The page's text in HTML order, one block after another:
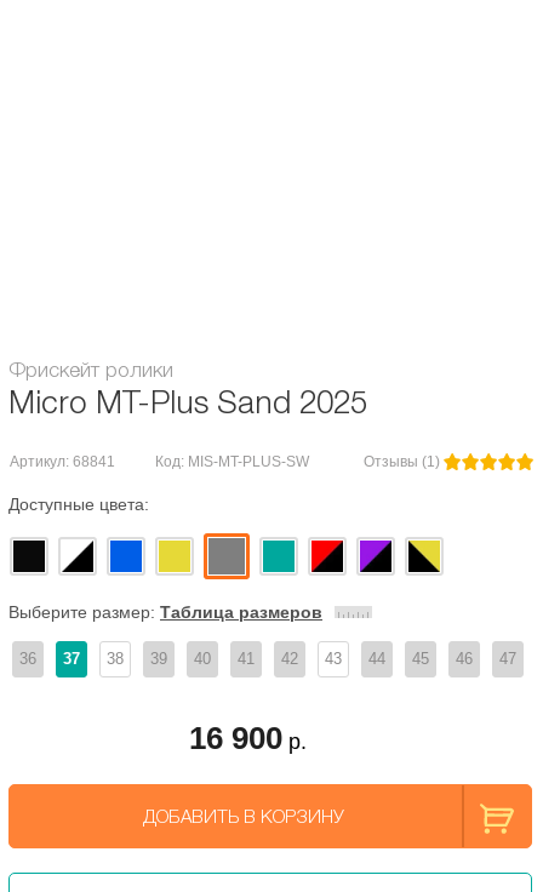
Фрискейт ролики
Micro MT-Plus Sand 2025
Артикул: 68841 Код: MIS-MT-PLUS-SW Отзывы (1)
Доступные цвета:
Выберите размер: Таблица размеров
36 37 38 39 40 41 42 43 44 45 46 47
16 900р.
ДОБАВИТЬ В КОРЗИНУ